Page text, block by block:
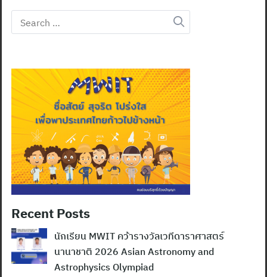
Search
for:
Recent Posts
นักเรียน MWIT คว้ารางวัลเวทีดาราศาสตร์
นานาชาติ 2026 Asian Astronomy and
Astrophysics Olympiad